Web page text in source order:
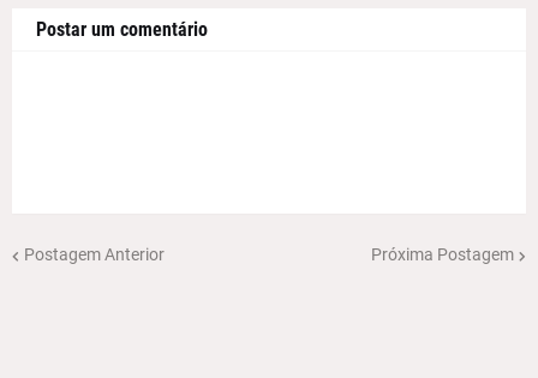
Postar um comentário
Postagem Anterior Próxima Postagem